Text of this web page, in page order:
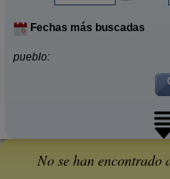
Fechas más buscadas
pueblo:
No se han encontrado